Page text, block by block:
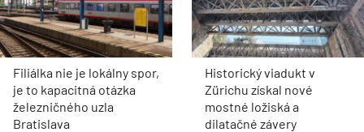
Filiálka nie je lokálny spor,
je to kapacitná otázka
železničného uzla
Bratislava
Historický viadukt v
Zürichu získal nové
mostné ložiská a
dilatačné závery